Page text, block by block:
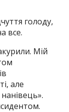
голоду,
все.
Мій
але